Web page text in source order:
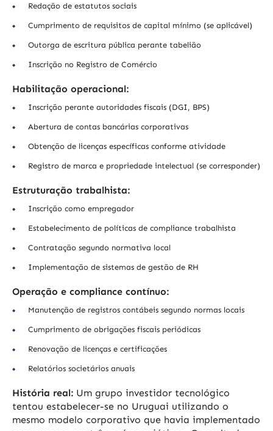
Redação de estatutos sociais
Cumprimento de requisitos de capital mínimo (se aplicável)
Outorga de escritura pública perante tabelião
Inscrição no Registro de Comércio
Habilitação operacional:
Inscrição perante autoridades fiscais (DGI, BPS)
Abertura de contas bancárias corporativas
Obtenção de licenças específicas conforme atividade
Registro de marca e propriedade intelectual (se corresponder)
Estruturação trabalhista:
Inscrição como empregador
Estabelecimento de políticas de compliance trabalhista
Contratação segundo normativa local
Implementação de sistemas de gestão de RH
Operação e compliance contínuo:
Manutenção de registros contábeis segundo normas locais
Cumprimento de obrigações fiscais periódicas
Renovação de licenças e certificações
Relatórios societários anuais
História real: Um grupo investidor tecnológico
tentou estabelecer-se no Uruguai utilizando o
mesmo modelo corporativo que havia implementado